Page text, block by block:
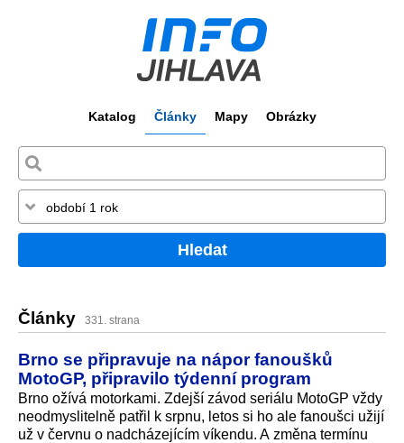
Katalog Články Mapy Obrázky
Hledat
Články 331. strana
Brno se připravuje na nápor fanoušků
MotoGP, připravilo týdenní program
Brno ožívá motorkami. Zdejší závod seriálu MotoGP vždy
neodmyslitelně patřil k srpnu, letos si ho ale fanoušci užijí
už v červnu o nadcházejícím víkendu. A změna termínu